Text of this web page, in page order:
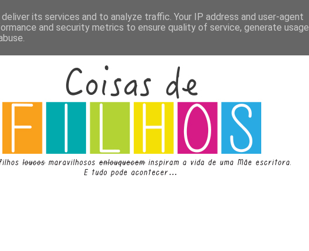
its services and to analyze traffic. Your IP address and user-agent
and security metrics to ensure quality of service, generate usage